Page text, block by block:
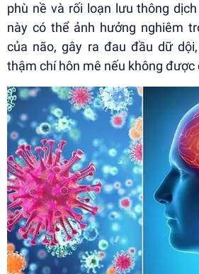
phù nề và rối loạn lưu thông
này có thể ảnh hưởng nghiêm
của não, gây ra đau đầu dữ
thậm chí hôn mê nếu không được